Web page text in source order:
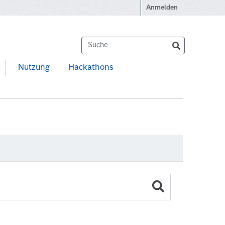
Anmelden
Nutzung Hackathons